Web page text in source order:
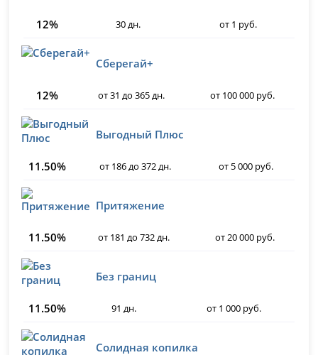
12% 30 дн. от 1 руб.
Сберегай+
12% от 31 до 365 дн. от 100 000 руб.
Выгодный Плюс
11.50% от 186 до 372 дн. от 5 000 руб.
Притяжение
11.50% от 181 до 732 дн. от 20 000 руб.
Без границ
11.50% 91 дн. от 1 000 руб.
Солидная копилка